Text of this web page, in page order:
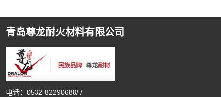
青岛尊龙耐火材料有限公司
电话： 0532-82290688/ /